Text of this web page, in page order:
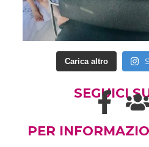
Carica altro
SEGUICI
PER